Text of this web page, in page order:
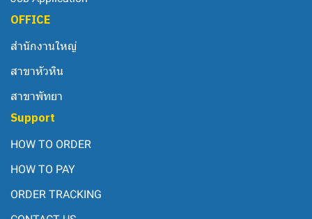
OFFICE
สำนักงานใหญ่
สาขาหัวหิน
สาขาพัทยา
Support
HOW TO ORDER
HOW TO PAY
ORDER TRACKING